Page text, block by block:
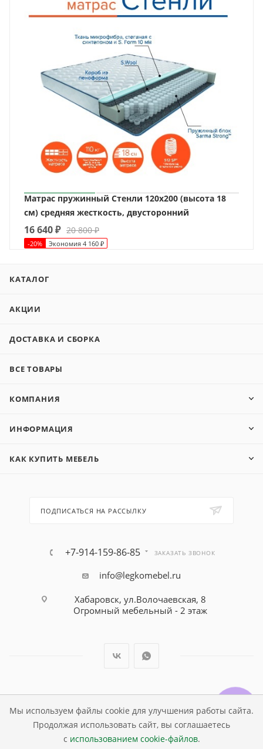
Мы используем файлы cookie для улучшения работы сайта.
Продолжая использовать сайт, вы соглашаетесь
с использованием cookie-файлов.
Матрас пружинный Стенли 120х200 (высота 18
см) средняя жесткость, двусторонний
16 640₽ 20 800₽
-20% Экономия 4 160 ₽
КАТАЛОГ
АКЦИИ
ДОСТАВКА И СБОРКА
ВСЕ ТОВАРЫ
КОМПАНИЯ
ИНФОРМАЦИЯ
КАК КУПИТЬ МЕБЕЛЬ
ПОДПИСАТЬСЯ НА РАССЫЛКУ
+7-914-159-86-85 ЗАКАЗАТЬ ЗВОНОК
info@legkomebel.ru
Хабаровск, ул.Волочаевская, 8
Огромный мебельный - 2 этаж